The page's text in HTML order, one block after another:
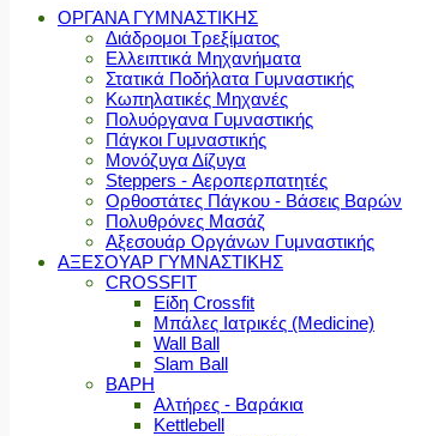
ΟΡΓΑΝΑ ΓΥΜΝΑΣΤΙΚΗΣ
Διάδρομοι Τρεξίματος
Ελλειπτικά Μηχανήματα
Στατικά Ποδήλατα Γυμναστικής
Κωπηλατικές Μηχανές
Πολυόργανα Γυμναστικής
Πάγκοι Γυμναστικής
Μονόζυγα Δίζυγα
Steppers - Αεροπερπατητές
Ορθοστάτες Πάγκου - Βάσεις Βαρών
Πολυθρόνες Μασάζ
Αξεσουάρ Οργάνων Γυμναστικής
ΑΞΕΣΟΥΑΡ ΓΥΜΝΑΣΤΙΚΗΣ
CROSSFIT
Είδη Crossfit
Μπάλες Ιατρικές (Medicine)
Wall Ball
Slam Ball
ΒΑΡΗ
Αλτήρες - Βαράκια
Kettlebell